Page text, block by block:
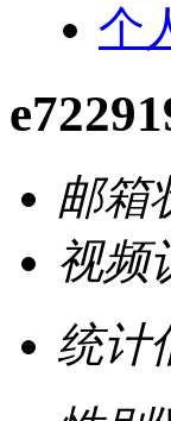
个
邮箱
视频
统计